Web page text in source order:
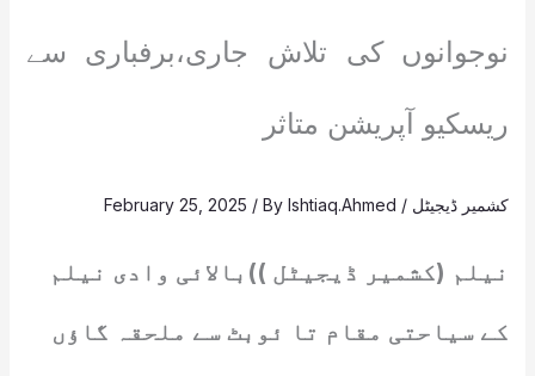
نوجوانوں کی تلاش جاری،برفباری سے
ریسکیو آپریشن متاثر
کشمیر ڈیجیٹل /
February 25, 2025 / ByIshtiaq.Ahmed
نیلم (کشمیر ڈیجیٹل ))بالائی وادی نیلم
کے سیاحتی مقام تا ئوبٹ سے ملحقہ گاؤں